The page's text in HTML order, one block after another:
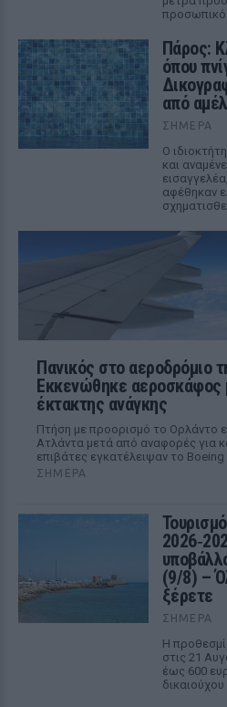
προσωπικό
Πάρος:
όπου
από
ΣΉΜΕΡΑ
Ο
και
αφέθηκαν
Πανικός στο αεροδρόμιο
Εκκενώθηκε αεροσκάφος
έκτακτης ανάγκης
Πτήση με προορισμό το Ορλάντο
Ατλάντα μετά από αναφορές για
επιβάτες εγκατέλειψαν το
ΣΉΜΕΡΑ
(9/8) –
ξέρετε
ΣΉΜΕΡΑ
Η
στις 21
έως 600